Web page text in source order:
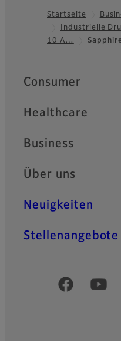
Footer
Startseite
Industrielle
10 A…
Quick Links
Consumer
Healthcare
Business
Über uns
Neuigkeiten
Stellenangebote
Offizielle